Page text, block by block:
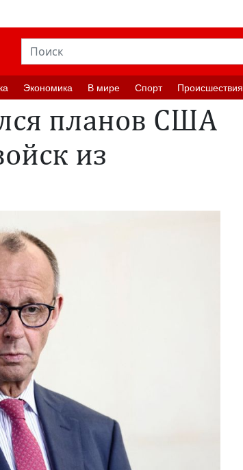
Экономика В мире Спорт Происшествия
планов США
из